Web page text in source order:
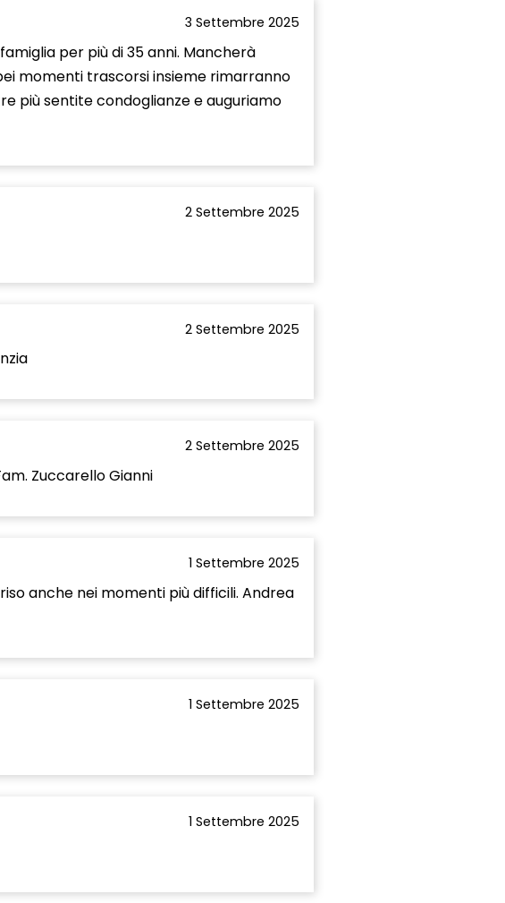
3 Settembre 2025
per più di 35 anni. Mancherà
momenti trascorsi insieme rimarranno
più sentite condoglianze e auguriamo
2 Settembre 2025
2 Settembre 2025
2 Settembre 2025
Zuccarello Gianni
1 Settembre 2025
anche nei momenti più difficili. Andrea
1 Settembre 2025
1 Settembre 2025